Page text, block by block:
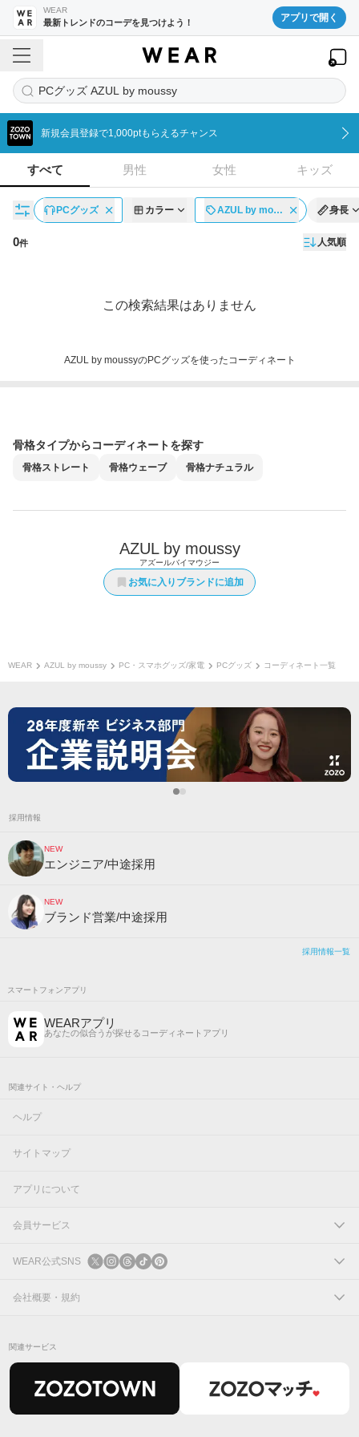
WEAR
最新トレンドのコーデを見つけよう！ アプリで開く
PCグッズ AZUL by moussy
新規会員登録で1,000ptもらえるチャンス
すべて 男性 女性 キッズ
PCグッズ カラー AZUL by mo… 身長
0件 人気順
この検索結果はありません
AZUL by moussyのPCグッズを使ったコーディネート
骨格タイプからコーディネートを探す
骨格ストレート 骨格ウェーブ 骨格ナチュラル
AZUL by moussy
アズールバイマウジー
お気に入りブランドに追加
WEAR AZUL by moussy PC・スマホグッズ/家電 PCグッズ コーディネート一覧
採用情報
NEW
エンジニア/中途採用
NEW
ブランド営業/中途採用
採用情報一覧
スマートフォンアプリ
WEARアプリ
あなたの似合うが探せるコーディネートアプリ
関連サイト・ヘルプ
ヘルプ
サイトマップ
アプリについて
会員サービス
ログイン
新規会員登録
WEAR公式SNS
X
会社概要・規約
関連サービス